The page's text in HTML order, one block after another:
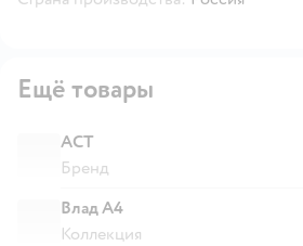
Ещё товары
АСТ
Бренд
Влад А4
Коллекция